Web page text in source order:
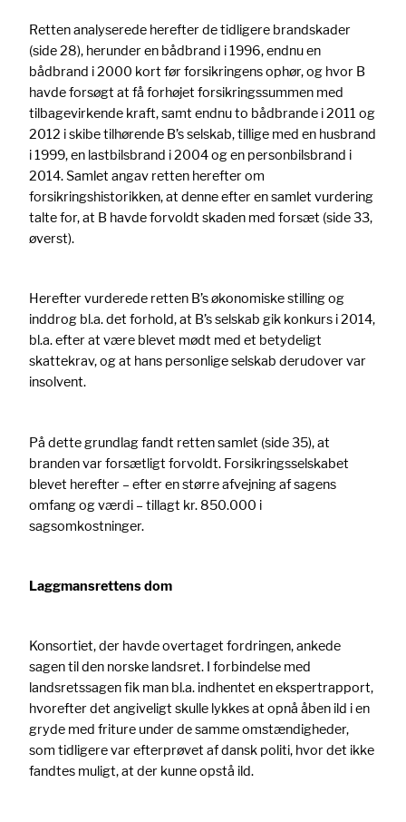
Retten analyserede herefter de tidligere brandskader
(side 28), herunder en bådbrand i 1996, endnu en
bådbrand i 2000 kort før forsikringens ophør, og hvor B
havde forsøgt at få forhøjet forsikringssummen med
tilbagevirkende kraft, samt endnu to bådbrande i 2011 og
2012 i skibe tilhørende B’s selskab, tillige med en husbrand
i 1999, en lastbilsbrand i 2004 og en personbilsbrand i
2014. Samlet angav retten herefter om
forsikringshistorikken, at denne efter en samlet vurdering
talte for, at B havde forvoldt skaden med forsæt (side 33,
øverst).
Herefter vurderede retten B’s økonomiske stilling og
inddrog bl.a. det forhold, at B’s selskab gik konkurs i 2014,
bl.a. efter at være blevet mødt med et betydeligt
skattekrav, og at hans personlige selskab derudover var
insolvent.
På dette grundlag fandt retten samlet (side 35), at
branden var forsætligt forvoldt. Forsikringsselskabet
blevet herefter – efter en større afvejning af sagens
omfang og værdi – tillagt kr. 850.000 i
sagsomkostninger.
Laggmansrettens dom
Konsortiet, der havde overtaget fordringen, ankede
sagen til den norske landsret. I forbindelse med
landsretssagen fik man bl.a. indhentet en ekspertrapport,
hvorefter det angiveligt skulle lykkes at opnå åben ild i en
gryde med friture under de samme omstændigheder,
som tidligere var efterprøvet af dansk politi, hvor det ikke
fandtes muligt, at der kunne opstå ild.